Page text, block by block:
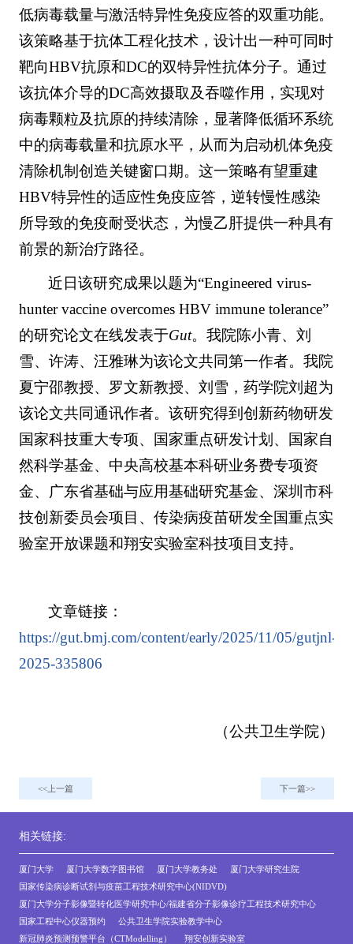
低病毒载量与激活特异性免疫应答的双重功能。
该策略基于抗体工程化技术，设计出一种可同时
靶向HBV抗原和DC的双特异性抗体分子。通过
该抗体介导的DC高效摄取及吞噬作用，实现对
病毒颗粒及抗原的持续清除，显著降低循环系统
中的病毒载量和抗原水平，从而为启动机体免疫
清除机制创造关键窗口期。这一策略有望重建
HBV特异性的适应性免疫应答，逆转慢性感染
所导致的免疫耐受状态，为慢乙肝提供一种具有
前景的新治疗路径。
近日该研究成果以题为“Engineered virus-
hunter vaccine overcomes HBV immune tolerance”
的研究论文在线发表于Gut。我院陈小青、刘
雪、许涛、汪雅琳为该论文共同第一作者。我院
夏宁邵教授、罗文新教授、刘雪，药学院刘超为
该论文共同通讯作者。该研究得到创新药物研发
国家科技重大专项、国家重点研发计划、国家自
然科学基金、中央高校基本科研业务费专项资
金、广东省基础与应用基础研究基金、深圳市科
技创新委员会项目、传染病疫苗研发全国重点实
验室开放课题和翔安实验室科技项目支持。
文章链接：
https://gut.bmj.com/content/early/2025/11/05/gutjnl-
2025-335806
（公共卫生学院）
上一篇 下一篇
相关链接:
厦门大学 厦门大学数字图书馆 厦门大学教务处
厦门大学研究生院
国家传染病诊断试剂与疫苗工程技术研究中心(NIDVD)
厦门大学分子影像暨转化医学研究中心/福建省分子影像诊疗工程技术研究中心
国家工程中心仪器预约
公共卫生学院实验教学中心
新冠肺炎预测预警平台（CTModelling）
翔安创新实验室